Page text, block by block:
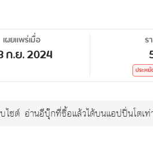
เผยแพร่เมื่อ
ก.ย. 2024
ร
ประห
ไซต์ อ่านอีบุ๊กที่ซื้อแล้วได้บนแอปปิ่นโตเ